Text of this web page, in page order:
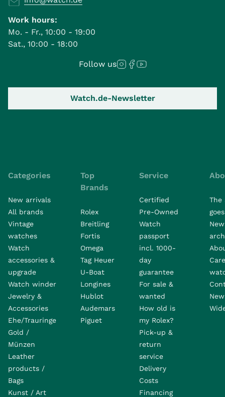
Work hours:
Mo. - Fr., 10:00 - 19:00
Sat., 10:00 - 18:00
Follow us
Watch.de-Newsletter
Categories
New arrivals
All brands
Vintage
watches
Watch
accessories &
upgrade
Watch winder
Jewelry &
Accessories
Ehe/Trauringe
Gold /
Münzen
Leather
products /
Bags
Kunst / Art
Top
Brands
Rolex
Breitling
Fortis
Omega
Tag Heuer
U-Boat
Longines
Hublot
Audemars
Piguet
Service
Certified
Pre-Owned
Watch
passport
incl. 1000-
day
guarantee
For sale &
wanted
How old is
my Rolex?
Pick-up &
return
service
Delivery
Costs
Financing
The